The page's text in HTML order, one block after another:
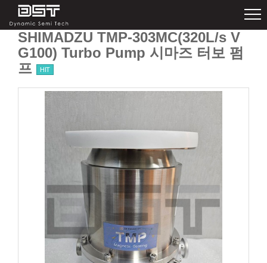
SHIMADZU TMP-303MC(320L/s V
G100) Turbo Pump 시마즈 터보 펌
프
HIT